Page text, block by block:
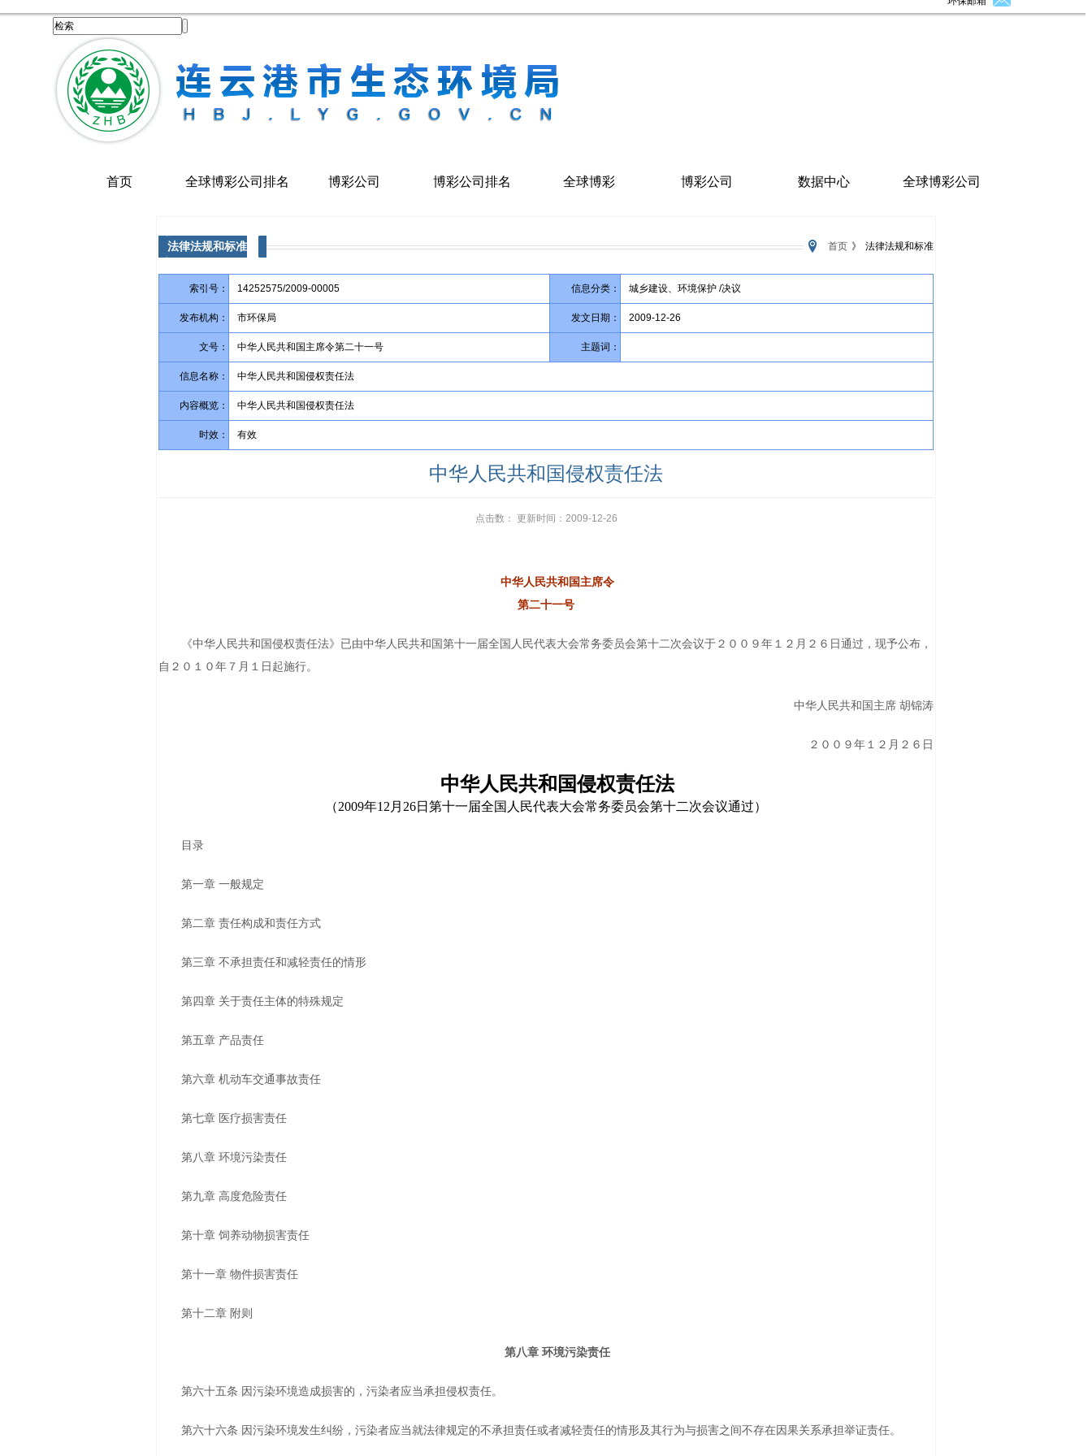
首页 全球博彩公司排名 博彩公司 博彩公司排名 全球博彩 博彩公司 数据中心 全球博彩公司
法律法规和标准 首页 》 法律法规和标准
索引号： 14252575/2009-00005 信息分类： 城乡建设、环境保护 /决议
发布机构： 市环保局 发文日期： 2009-12-26
文号： 中华人民共和国主席令第二十一号 主题词：
信息名称： 中华人民共和国侵权责任法
内容概览： 中华人民共和国侵权责任法
时效： 有效
中华人民共和国侵权责任法
点击数： 更新时间：2009-12-26
中华人民共和国主席令
第二十一号
《中华人民共和国侵权责任法》已由中华人民共和国第十一届全国人民代表大会常务委员会第十二次会议于２００９年１２月２６日通过，现予公布，
自２０１０年７月１日起施行。
中华人民共和国主席 胡锦涛
２００９年１２月２６日
中华人民共和国侵权责任法
（2009年12月26日第十一届全国人民代表大会常务委员会第十二次会议通过）
目录
第一章 一般规定
第二章 责任构成和责任方式
第三章 不承担责任和减轻责任的情形
第四章 关于责任主体的特殊规定
第五章 产品责任
第六章 机动车交通事故责任
第七章 医疗损害责任
第八章 环境污染责任
第九章 高度危险责任
第十章 饲养动物损害责任
第十一章 物件损害责任
第十二章 附则
第八章 环境污染责任
第六十五条 因污染环境造成损害的，污染者应当承担侵权责任。
第六十六条 因污染环境发生纠纷，污染者应当就法律规定的不承担责任或者减轻责任的情形及其行为与损害之间不存在因果关系承担举证责任。